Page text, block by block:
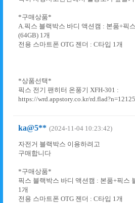
*구매상품*
A.픽스 블랙박스 바디 액션캠 : 본품+픽
(64GB) 1개
전용 스마트폰 OTG 젠더 : C타입 1개
*상품선택*
픽스 전기 팬히터 온풍기 XFH-301 :
https://wrd.appstory.co.kr/
ka@5** (2024-11-04 10:23:42)
자전거 블랙박스 이용하려고
구매합니다
*구매상품*
픽스 블랙박스 바디 액션캠 : 본품+픽스
1개
전용 스마트폰 OTG 젠더 : C타입 1개